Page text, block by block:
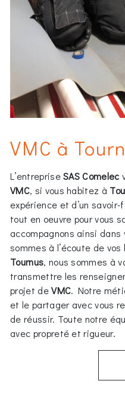
VMC à
L’entrepriseSAS Comelec
VMC, si vous habitez à
expérience et d’un
tout en oeuvre pour vous
accompagnons ainsi
sommes à l’écoute de
Tournus, nous sommes à
transmettre les
projet deVMC. Notre
et le partager avec vous
de réussir. Toute notre
avec propreté et rigueur.